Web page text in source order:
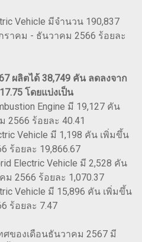
Vehicle มีจำนวน 190,837
าคม - ธันวาคม 2566 ร้อยละ
ผลิตได้ 38,749 คัน ลดลงจาก
โดยแบ่งเป็น
Engine มี 19,127 คัน
2566 ร้อยละ 40.41
Vehicle มี 1,198 คัน เพิ่มขึ้น
ร้อยละ 19,866.67
Electric Vehicle มี 2,528 คัน
2566 ร้อยละ 1,070.37
Vehicle มี 15,896 คัน เพิ่มขึ้น
ร้อยละ 7.47
ของเดือนธันวาคม 2567 มี